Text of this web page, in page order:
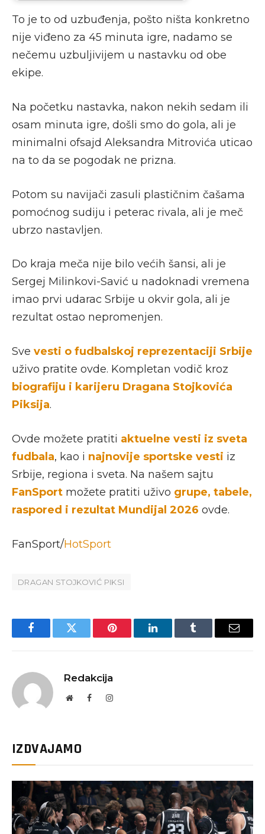
To je to od uzbuđenja, pošto ništa konkretno
nije viđeno za 45 minuta igre, nadamo se
nečemu uzbuljivijem u nastavku od obe
ekipe.
Na početku nastavka, nakon nekih sedam ili
osam minuta igre, došli smo do gola, ali je
minimalni ofsajd Aleksandra Mitrovića uticao
na to da se pogodak ne prizna.
Potom su navijači zasuli plastičnim čašama
pomoćnog sudiju i peterac rivala, ali je meč
ubrzo nastavljen.
Do kraja meča nije bilo većih šansi, ali je
Sergej Milinkovi-Savić u nadoknadi vremena
imao prvi udarac Srbije u okvir gola, ali je
rezultat ostao nepromenjen.
Sve vesti o fudbalskoj reprezentaciji Srbije
uživo pratite ovde. Kompletan vodič kroz
biografiju i karijeru Dragana Stojkovića
Piksija.
Ovde možete pratiti aktuelne vesti iz sveta
fudbala, kao i najnovije sportske vesti iz
Srbije, regiona i sveta. Na našem sajtu
FanSport možete pratiti uživo grupe, tabele,
raspored i rezultat Mundijal 2026 ovde.
FanSport/HotSport
DRAGAN STOJKOVIĆ PIKSI
FacebookTwitter Pinterest LinkedInTumblr Email
Redakcija
WebsiteFacebookInstagram
IZDVAJAMO